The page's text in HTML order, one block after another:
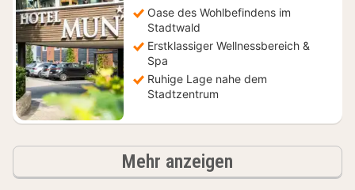
€
Oase des Wohlbefindens im
Stadtwald
Erstklassiger Wellnessbereich &
Spa
Ruhige Lage nahe dem
Stadtzentrum
Mehr anzeigen